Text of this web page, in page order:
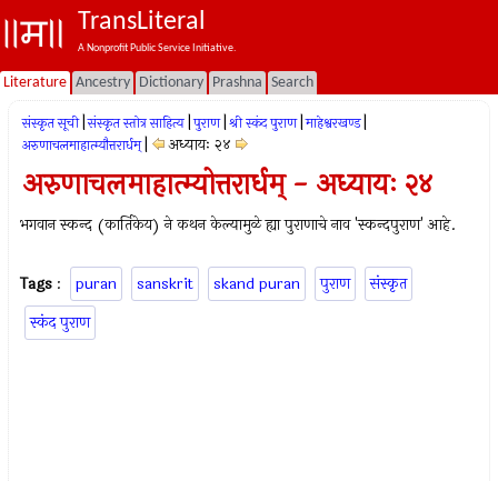
TransLiteral
A Nonprofit Public Service Initiative.
Literature Ancestry Dictionary Prashna Search
संस्कृत सूची संस्कृत स्तोत्र साहित्य पुराण श्री स्कंद पुराण माहेश्वरखण्ड
अरुणाचलमाहात्म्यौत्तरार्धम् अध्यायः २४
अरुणाचलमाहात्म्योत्तरार्धम् - अध्यायः २४
भगवान स्कन्द (कार्तिकेय) ने कथन केल्यामुळे ह्या पुराणाचे नाव 'स्कन्दपुराण' आहे.
Tags : puran sanskrit skand puran पुराण
संस्कृत
स्कंद पुराण